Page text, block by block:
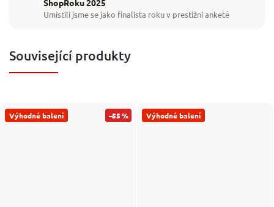
Umístili jsme se jako finalista roku v prestižní anketě
Související produkty
Výhodné balení –55 % Výhodné balení